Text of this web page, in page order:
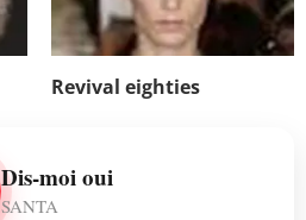
Revival eighties
Dis-moi oui
SANTA